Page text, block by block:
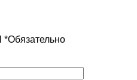
*Обязательно